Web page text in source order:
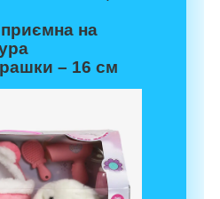
приємна на
– 16 см